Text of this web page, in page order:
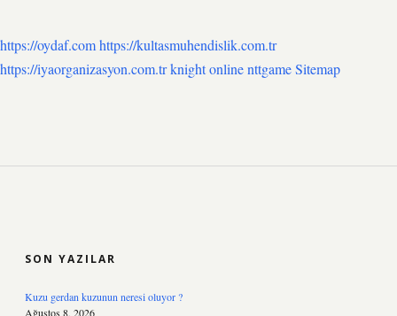
https://oydaf.comhttps://kultasmuhendislik.com.tr
https://iyaorganizasyon.com.trknight onlinenttgameSitemap
SON YAZILAR
Kuzu gerdan kuzunun neresi oluyor ?
Ağustos 8, 2026